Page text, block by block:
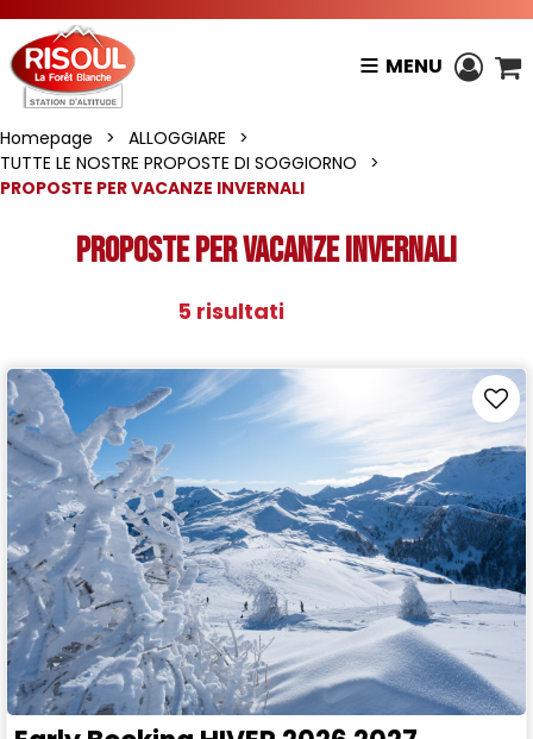
MENU
Homepage > ALLOGGIARE
>
TUTTE LE NOSTRE PROPOSTE DI SOGGIORNO
>
PROPOSTE PER VACANZE INVERNALI
PROPOSTE PER VACANZE INVERNALI
5 risultati